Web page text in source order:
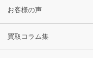
お客様の声
買取コラム集